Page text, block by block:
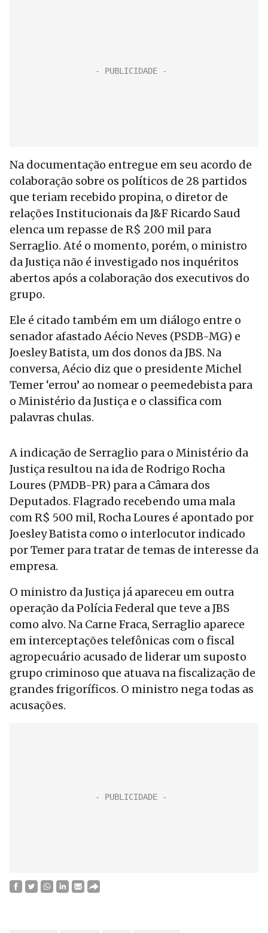
Na documentação entregue em seu acordo de
colaboração sobre os políticos de 28 partidos
que teriam recebido propina, o diretor de
relações Institucionais da J&F Ricardo Saud
elenca um repasse de R$ 200 mil para
Serraglio. Até o momento, porém, o ministro
da Justiça não é investigado nos inquéritos
abertos após a colaboração dos executivos do
grupo.
Ele é citado também em um diálogo entre o
senador afastado Aécio Neves (PSDB-MG) e
Joesley Batista, um dos donos da JBS. Na
conversa, Aécio diz que o presidente Michel
Temer ‘errou’ ao nomear o peemedebista para
o Ministério da Justiça e o classifica com
palavras chulas.
A indicação de Serraglio para o Ministério da
Justiça resultou na ida de Rodrigo Rocha
Loures (PMDB-PR) para a Câmara dos
Deputados. Flagrado recebendo uma mala
com R$ 500 mil, Rocha Loures é apontado por
Joesley Batista como o interlocutor indicado
por Temer para tratar de temas de interesse da
empresa.
O ministro da Justiça já apareceu em outra
operação da Polícia Federal que teve a JBS
como alvo. Na Carne Fraca, Serraglio aparece
em interceptações telefônicas com o fiscal
agropecuário acusado de liderar um suposto
grupo criminoso que atuava na fiscalização de
grandes frigoríficos. O ministro nega todas as
acusações.